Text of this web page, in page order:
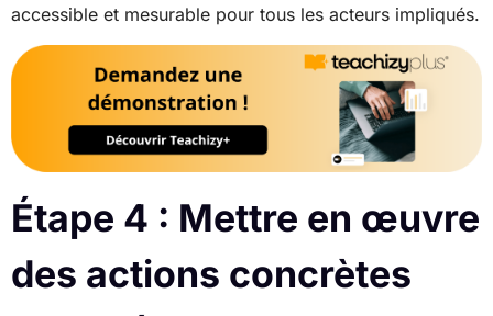
accessible et mesurable pour tous les acteurs impliqués.
Étape 4 : Mettre en œuvre
des actions concrètes